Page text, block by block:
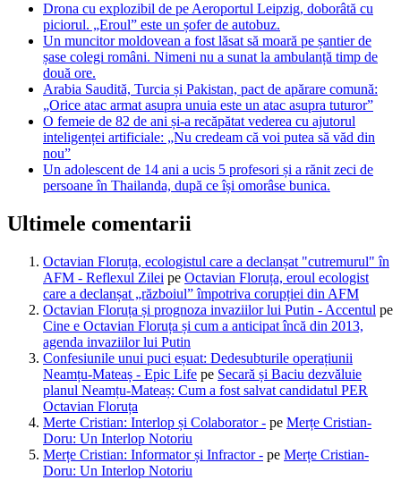
Drona cu explozibil de pe Aeroportul Leipzig, doborâtă cu
piciorul. „Eroul” este un șofer de autobuz.
Un muncitor moldovean a fost lăsat să moară pe șantier de
șase colegi români. Nimeni nu a sunat la ambulanță timp de
două ore.
Arabia Saudită, Turcia și Pakistan, pact de apărare comună:
„Orice atac armat asupra unuia este un atac asupra tuturor”
O femeie de 82 de ani și-a recăpătat vederea cu ajutorul
inteligenței artificiale: „Nu credeam că voi putea să văd din
nou”
Un adolescent de 14 ani a ucis 5 profesori și a rănit zeci de
persoane în Thailanda, după ce își omorâse bunica.
Ultimele comentarii
Octavian Floruța, ecologistul care a declanșat "cutremurul" în
AFM - Reflexul Zilei pe Octavian Floruța, eroul ecologist
care a declanșat „războiul” împotriva corupției din AFM
Octavian Floruța și prognoza invaziilor lui Putin - Accentul pe
Cine e Octavian Floruța și cum a anticipat încă din 2013,
agenda invaziilor lui Putin
Confesiunile unui puci eșuat: Dedesubturile operațiunii
Neamțu-Mateaș - Epic Life pe Secară și Baciu dezvăluie
planul Neamțu-Mateaș: Cum a fost salvat candidatul PER
Octavian Floruța
Merte Cristian: Interlop și Colaborator - pe Merțe Cristian-
Doru: Un Interlop Notoriu
Merțe Cristian: Informator și Infractor - pe Merțe Cristian-
Doru: Un Interlop Notoriu